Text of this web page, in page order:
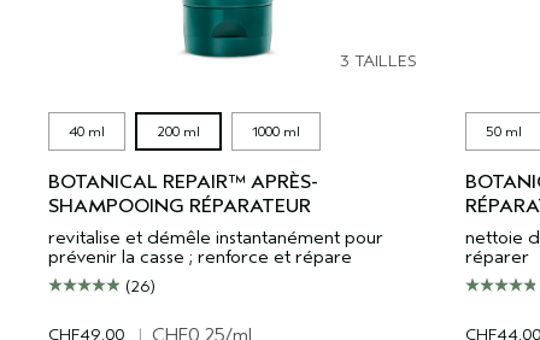
3 TAILLES
40 ml 200 ml 1000 ml
BOTANICAL REPAIR™ APRÈS-
SHAMPOOING RÉPARATEUR
revitalise et démêle instantanément pour
prévenir la casse ; renforce et répare
(26)
CHF49.00 | CHF0.25/ml
50 ml
nettoie
réparer
CHF44.00